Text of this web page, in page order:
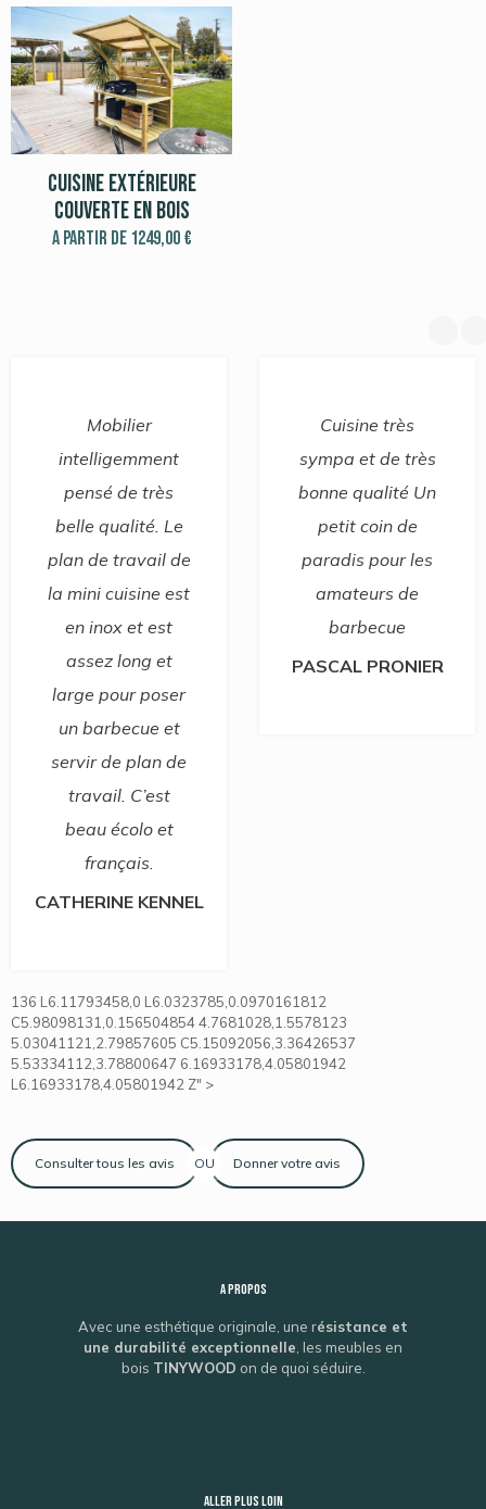
Cuisine extérieure
couverte en bois
A partir de 1249,00€
Mobilier
intelligemment
pensé de très
belle qualité. Le
plan de travail de
la mini cuisine est
en inox et est
assez long et
large pour poser
un barbecue et
servir de plan de
travail. C’est
beau écolo et
français.
CATHERINE KENNEL
Cuisine très
sympa et de très
bonne qualité Un
petit coin de
paradis pour les
amateurs de
barbecue
PASCAL PRONIER
136 L6.11793458,0 L6.0323785,0.0970161812
C5.98098131,0.156504854 4.7681028,1.5578123
5.03041121,2.79857605 C5.15092056,3.36426537
5.53334112,3.78800647 6.16933178,4.05801942
L6.16933178,4.05801942 Z" >
Consulter tous les avis OU Donner votre avis
A propos
Avec une esthétique originale, une résistance et
une durabilité exceptionnelle , les meubles en
bois TINYWOOD on de quoi séduire.
ALLER PLUS LOIN